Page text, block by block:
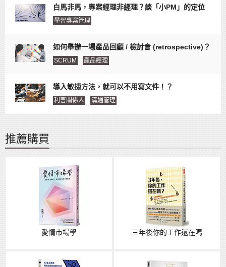
白馬非馬，專案經理非經理？談「小PM」的定位
學習專案管理
如何舉辦一場產品回顧 / 檢討會 (retrospective)？
SCRUM 產品經理
導入敏捷方法，就可以不用寫文件！？
利害關係人 溝通管理
推薦購買
愛情市場學 三年後你的工作還在嗎